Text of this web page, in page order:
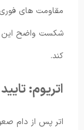
شکست واضح این
کند.
اتریوم:
اتر پس از دام